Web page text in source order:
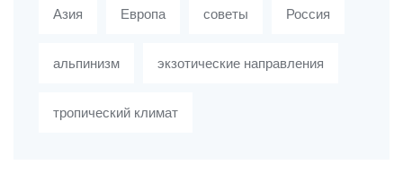
Азия Европа советы Россия
альпинизм экзотические направления
тропический климат